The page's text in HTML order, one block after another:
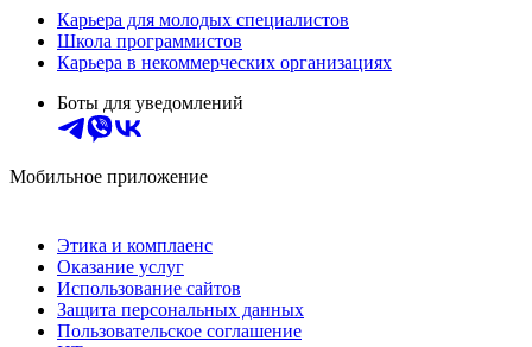
Карьера для молодых специалистов
Школа программистов
Карьера в некоммерческих организациях
Боты для уведомлений
Мобильное приложение
Этика и комплаенс
Оказание услуг
Использование сайтов
Защита персональных данных
Пользовательское соглашение